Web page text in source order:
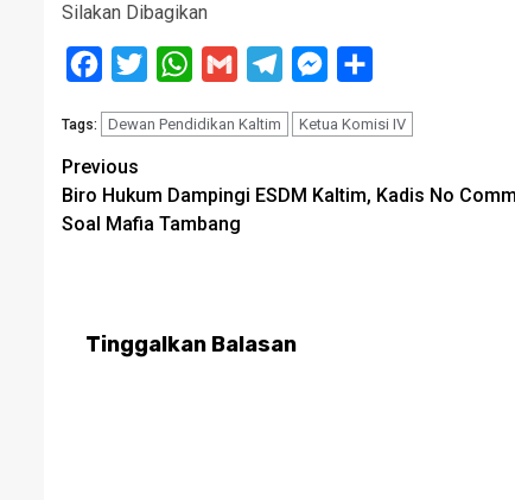
Silakan Dibagikan
Facebook
Twitter WhatsApp
Gmail TelegramMessenger
Tags: Dewan Pendidikan Kaltim Ketua Komisi IV
Post
navigation
Previous
Biro Hukum Dampingi ESDM Kaltim, Kadis No
Soal Mafia Tambang
Tinggalkan Balasan